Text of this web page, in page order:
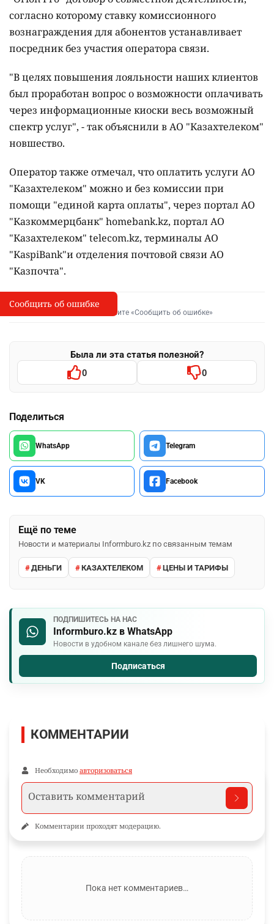
согласно которому ставку комиссионного
вознаграждения для абонентов устанавливает
посредник без участия оператора связи.
"В целях повышения лояльности наших клиентов
был проработан вопрос о возможности оплачивать
через информационные киоски весь возможный
спектр услуг", - так объяснили в АО "Казахтелеком"
новшество.
Оператор также отмечал, что оплатить услуги АО
"Казахтелеком" можно и без комиссии при
помощи "единой карта оплаты", через портал АО
"Казкоммерцбанк" homebank.kz, портал АО
"Казахтелеком" telecom.kz, терминалы АО
"KaspiBank"и отделения почтовой связи АО
"Казпочта".
I
Сообщить об опечатке
Выделите фрагмент и нажмите «Сообщить об ошибке»
Была ли эта статья полезной?
0 0
Поделиться
WhatsApp Telegram
VK Facebook
Ещё по теме
Новости и материалы Informburo.kz по связанным темам
ДЕНЬГИ КАЗАХТЕЛЕКОМ ЦЕНЫ И ТАРИФЫ
ПОДПИШИТЕСЬ НА НАС
Informburo.kz в WhatsApp
Новости в удобном канале без лишнего шума.
Подписаться
Сообщить об ошибке
КОММЕНТАРИИ
Необходимо авторизоваться
Комментарии проходят модерацию.
Пока нет комментариев…